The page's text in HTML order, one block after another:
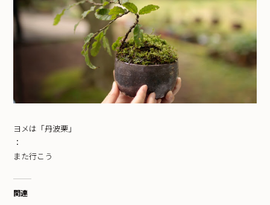
ヨメは「丹波栗」
：
また行こう
関連